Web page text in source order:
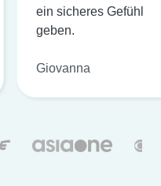
ein sicheres Gefühl
geben.
Giovanna